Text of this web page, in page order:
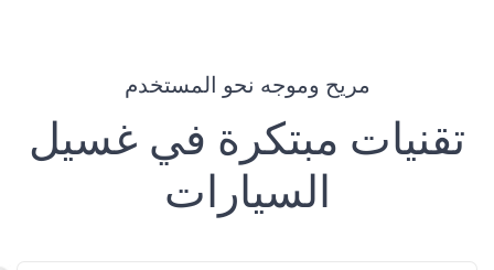
مريح وموجه نحو المستخدم
تقنيات مبتكرة في غسيل
السيارات